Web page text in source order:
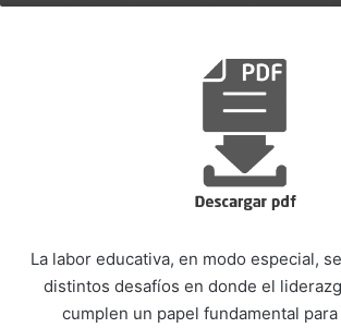
La labor educativa, en modo especial,
distintos desafíos en donde el
cumplen un papel fundamental